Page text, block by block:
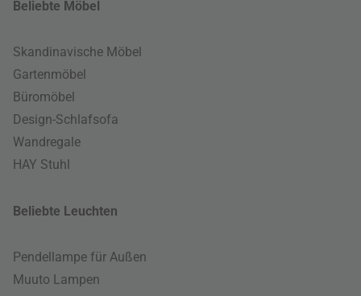
Beliebte Möbel
Skandinavische Möbel
Gartenmöbel
Büromöbel
Design-Schlafsofa
Wandregale
HAY Stuhl
Beliebte Leuchten
Pendellampe für Außen
Muuto Lampen